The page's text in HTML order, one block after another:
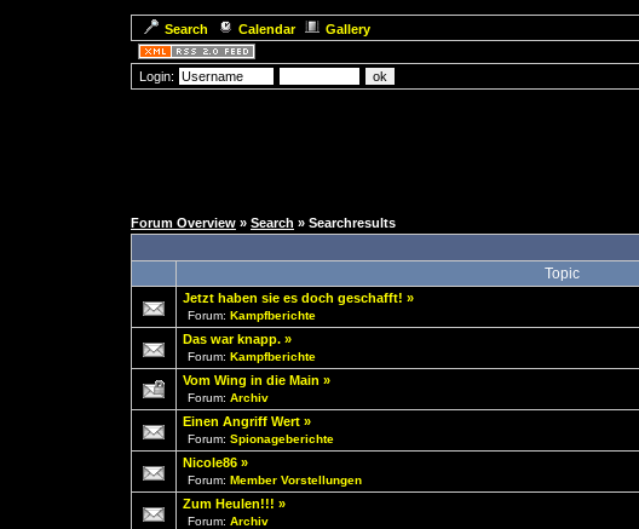
Search
Calendar Gallery
Login:
Forum Overview » Search » Searchresults
Topic
Jetzt haben sie es doch geschafft! »
Forum: Kampfberichte
Das war knapp. »
Forum: Kampfberichte
Vom Wing in die Main »
Forum: Archiv
Einen Angriff Wert »
Forum: Spionageberichte
Nicole86 »
Forum: Member Vorstellungen
Zum Heulen!!! »
Forum: Archiv